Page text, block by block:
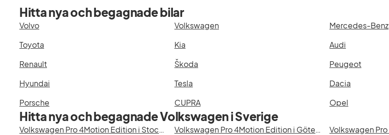
Hitta nya och begagnade bilar
Volvo Volkswagen Mercedes-Benz
Toyota
Kia Audi
Renault
Škoda Peugeot
Hyundai
Tesla Dacia
Porsche
CUPRA Opel
Hitta nya och begagnade Volkswagen i Sverige
Volkswagen Pro 4Motion Edition i Stockholm Volkswagen Pro 4Motion Edition i Göteborg